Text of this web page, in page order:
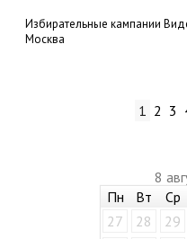
Избирательные кампании
Москва
1 2 3
8
Пн
Вт Ср
27
28 29